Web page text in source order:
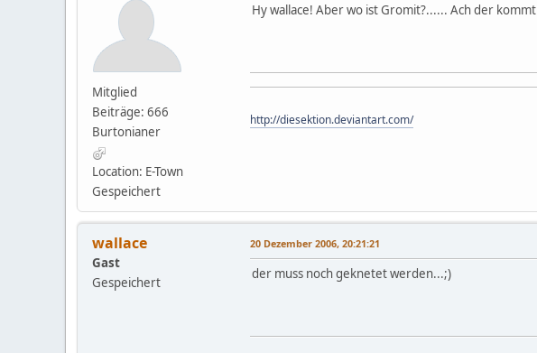
Mitglied
Beiträge: 666
Burtonianer
Location: E-Town
Gespeichert
Hy wallace! Aber wo ist Gromit?...... Ach der
http://diesektion.deviantart.com/
wallace
Gast
Gespeichert
20 Dezember 2006, 20:21:21
der muss noch geknetet werden...;)